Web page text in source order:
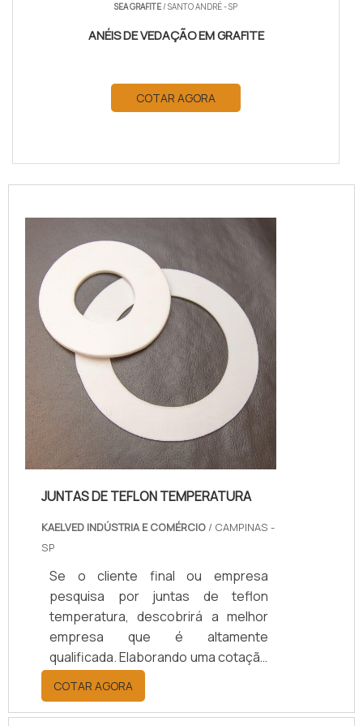
SEA GRAFITE/ SANTO ANDRÉ - SP
ANÉIS DE VEDAÇÃO EM GRAFITE
COTAR AGORA
JUNTAS DE TEFLON TEMPERATURA
KAELVED INDÚSTRIA E COMÉRCIO / CAMPINAS -
SP
Se o cliente final ou empresa
pesquisa por juntas de teflon
temperatura, descobrirá a melhor
empresa que é altamente
qualificada. Elaborando uma cotação
por meio da plataforma e
descobrindo a melhor referência do
mercado.Sim, aqui é o lugar certo!
COTAR AGORA